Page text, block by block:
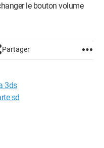
le bouton volume
Partager
3ds
sd